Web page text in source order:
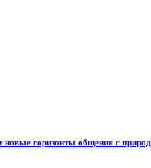
горизонты общения с